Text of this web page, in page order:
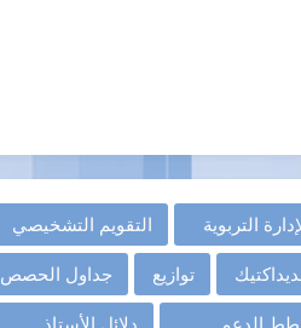
التربوية التقويم التشخيصي
توازيع جداول الحصص
الدعم دلائل الأستاذ